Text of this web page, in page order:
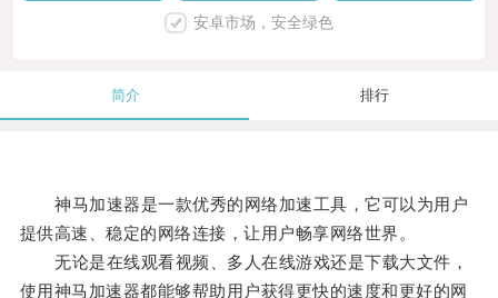
安卓市场，安全绿色
简介 排行
神马加速器是一款优秀的网络加速工具，它可以为用户
提供高速、稳定的网络连接，让用户畅享网络世界。
无论是在线观看视频、多人在线游戏还是下载大文件，
使用神马加速器都能够帮助用户获得更快的速度和更好的网